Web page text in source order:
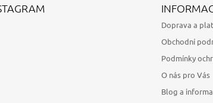
Doprava a
Obchodní
Podmínky
O nás pro Vás
Blog a